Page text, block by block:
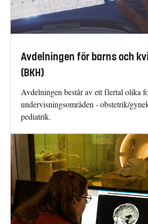
Avdelningen för barns och
(BKH)
Avdelningen består av ett flertal olika
undervisningsområden - obstetrik/
pediatrik.